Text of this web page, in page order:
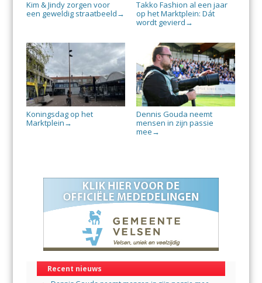
Kim & Jindy zorgen voor
een geweldig straatbeeld →
Takko Fashion al een jaar
op het Marktplein: Dát
wordt gevierd →
Koningsdag op het
Marktplein →
Dennis Gouda neemt
mensen in zijn passie
mee →
Recent nieuws